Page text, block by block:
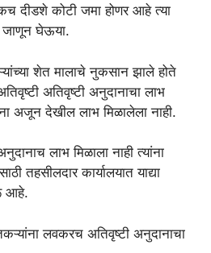
दीडशे कोटी जमा होणर आहे त्या
जाणून घेऊया.
शेत मालाचे नुकसान झाले होते
अतिवृष्टी अनुदानाचा लाभ
अजून देखील लाभ मिळालेला नाही.
लाभ मिळाला नाही त्यांना
तहसीलदार कार्यालयात याद्या
आहे.
लवकरच अतिवृष्टी अनुदानाचा